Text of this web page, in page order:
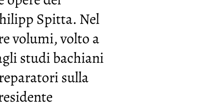
Spitta. Nel
volumi, volto a
studi bachiani
sulla